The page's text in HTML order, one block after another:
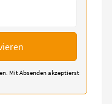
Mit Absenden akzeptierst